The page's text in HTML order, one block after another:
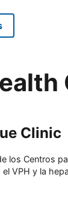
Clinic
los Centros
VPH y la